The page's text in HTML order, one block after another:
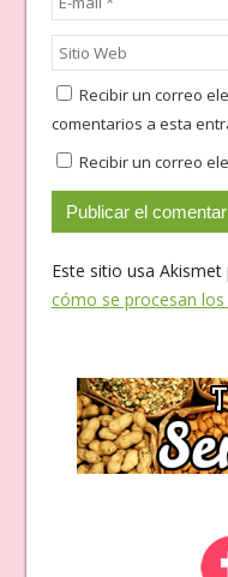
Recibir un correo
comentarios a esta
Recibir un correo
Este sitio usa
cómo se procesan